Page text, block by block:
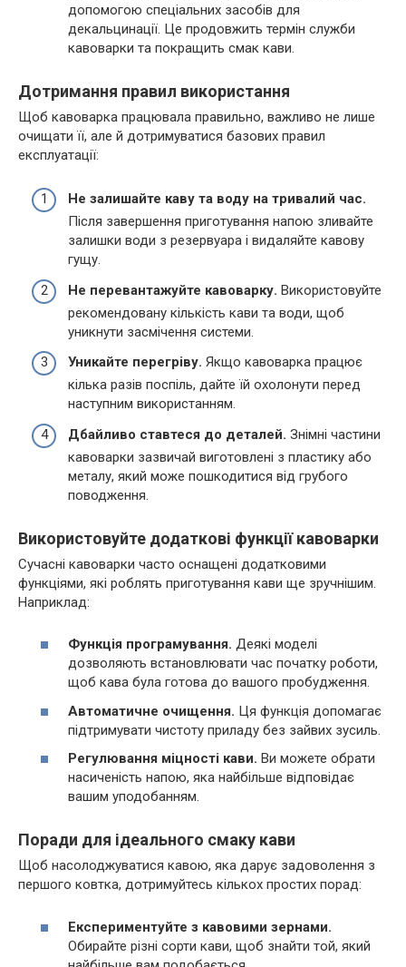
допомогою спеціальних засобів для
декальцинації. Це продовжить термін служби
кавоварки та покращить смак кави.
Дотримання правил використання
Щоб кавоварка працювала правильно, важливо не лише
очищати її, але й дотримуватися базових правил
експлуатації:
Не залишайте каву та воду на тривалий час.
Після завершення приготування напою зливайте
залишки води з резервуара і видаляйте кавову
гущу.
Не перевантажуйте кавоварку. Використовуйте
рекомендовану кількість кави та води, щоб
уникнути засмічення системи.
Уникайте перегріву. Якщо кавоварка працює
кілька разів поспіль, дайте їй охолонути перед
наступним використанням.
Дбайливо ставтеся до деталей. Знімні частини
кавоварки зазвичай виготовлені з пластику або
металу, який може пошкодитися від грубого
поводження.
Використовуйте додаткові функції кавоварки
Сучасні кавоварки часто оснащені додатковими
функціями, які роблять приготування кави ще зручнішим.
Наприклад:
Функція програмування. Деякі моделі
дозволяють встановлювати час початку роботи,
щоб кава була готова до вашого пробудження.
Автоматичне очищення. Ця функція допомагає
підтримувати чистоту приладу без зайвих зусиль.
Регулювання міцності кави. Ви можете обрати
насиченість напою, яка найбільше відповідає
вашим уподобанням.
Поради для ідеального смаку кави
Щоб насолоджуватися кавою, яка дарує задоволення з
першого ковтка, дотримуйтесь кількох простих порад:
Експериментуйте з кавовими зернами.
Обирайте різні сорти кави, щоб знайти той, який